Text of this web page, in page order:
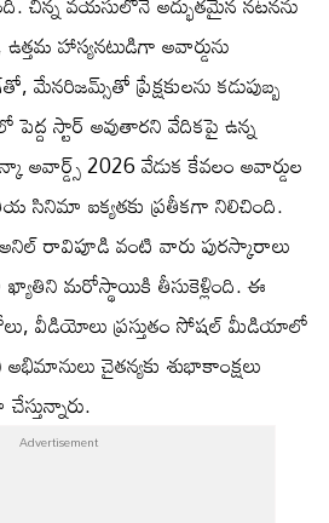
ఉత్తమ హాస్యనటుడిగా అవార్డును
మేనరిజమ్స్‌తో ప్రేక్షకులను కడుపుబ్బ
పెద్ద స్టార్ అవుతారని వేదికపై ఉన్న
అవార్డ్స్ 2026 వేడుక కేవలం అవార్డుల
సినిమా ఐక్యతకు ప్రతీకగా నిలిచింది.
రావిపూడి వంటి వారు పురస్కారాలు
మరోస్థాయికి తీసుకెళ్లింది. ఈ
వీడియోలు ప్రస్తుతం సోషల్ మీడియాలో
చైతన్యకు శుభాకాంక్షలు